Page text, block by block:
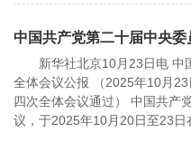
中国共产党第二十届中央
新华社北京10月23日电 中
全体会议公报 （2025年10月
四次全体会议通过） 中国共产
议，于2025年10月20日至23日